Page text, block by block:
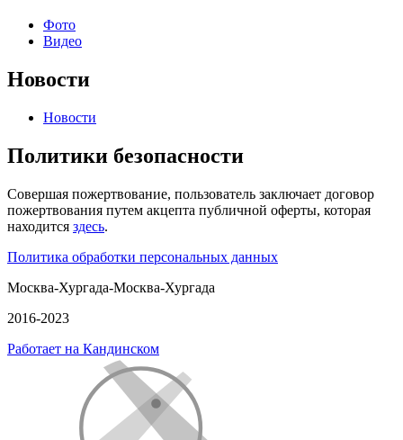
Фото
Видео
Новости
Новости
Политики безопасности
Совершая пожертвование, пользователь заключает договор
пожертвования путем акцепта публичной оферты, которая
находится здесь.
Политика обработки персональных данных
Москва-Хургада-Москва-Хургада
2016-2023
Работает на Кандинском